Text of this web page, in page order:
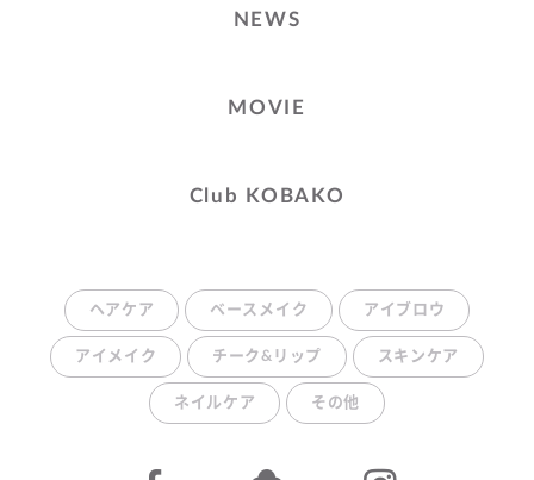
NEWS
MOVIE
Club KOBAKO
ヘアケア ベースメイク アイブロウ
アイメイク チーク&リップ スキンケア
ネイルケア その他